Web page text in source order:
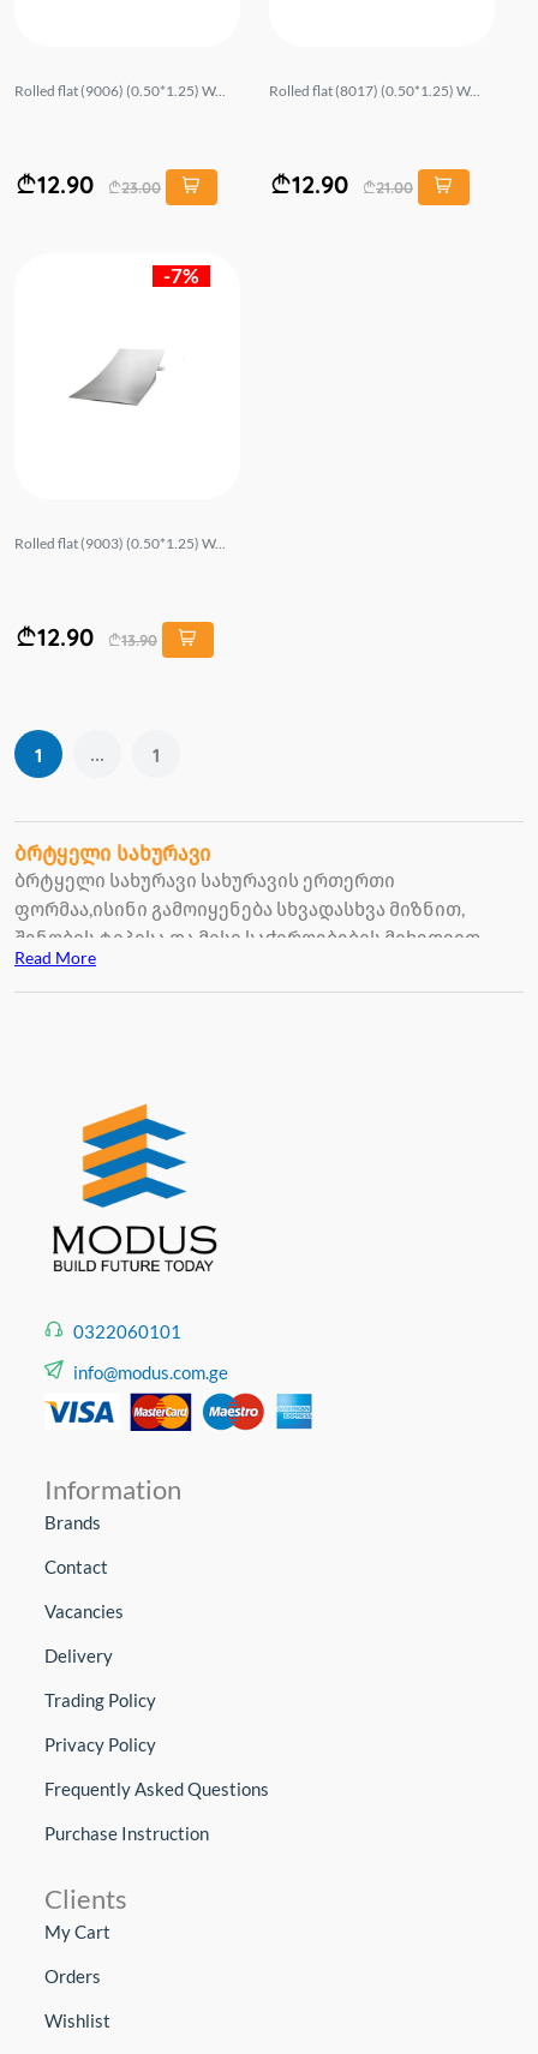
Rolled flat (9006) (0.50*1.25) W...
12.90 23.00
Rolled flat (8017) (0.50*1.25) W...
12.90 21.00
-7%
Rolled flat (9003) (0.50*1.25) W...
12.90 13.90
1 ... 1
ბრტყელი სახურავი
ბრტყელი სახურავი სახურავის ერთერთი
ფორმაა,ისინი გამოიყენება სხვადასხვა მიზნით,
შენობის ტიპისა და მისი საჭიროებების მიხედვით.
მინიმალისტური დიზაინისთვის, ექსტერიერის
კონდიცირების დანადგარები ჩეულებრივ შეგვიძლია
განვათავსოთ ბრტყელ სახურავებზე, რაც
ათავისუფლებს, სხვა სივრცეს.
Read More
0322060101
info@modus.com.ge
Information
Brands
Contact
Vacancies
Delivery
Trading Policy
Privacy Policy
Frequently Asked Questions
Purchase Instruction
Clients
My Cart
Orders
Wishlist